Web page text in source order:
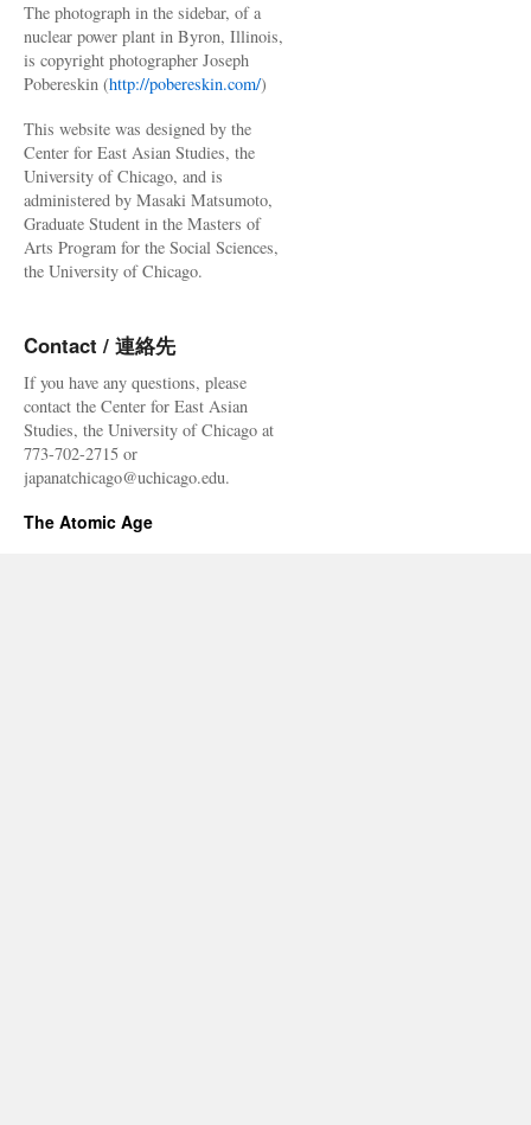
The photograph in the sidebar, of a
nuclear power plant in Byron, Illinois,
is copyright photographer Joseph
Pobereskin (http://pobereskin.com/)
This website was designed by the
Center for East Asian Studies, the
University of Chicago, and is
administered by Masaki Matsumoto,
Graduate Student in the Masters of
Arts Program for the Social Sciences,
the University of Chicago.
Contact / 連絡先
If you have any questions, please
contact the Center for East Asian
Studies, the University of Chicago at
773-702-2715 or
japanatchicago@uchicago.edu.
The Atomic Age